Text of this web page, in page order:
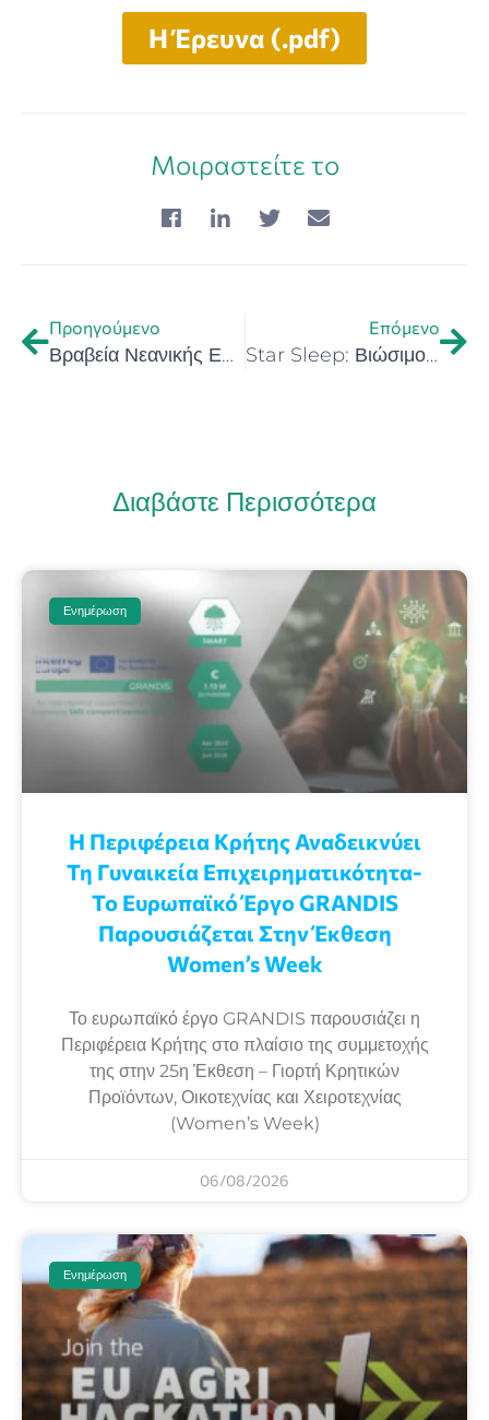
Η Έρευνα (.pdf)
Μοιραστείτε το
Προηγούμενο
Βραβεία Νεανικής Επιχειρηματικότητας 2024 Στέλιος Χατζηιωάννου
Επόμενο
Star Sleep: Βιώσιμος Τουρισμός και Ύπνος Κάτω από τα Αστέρια
Διαβάστε Περισσότερα
Ενημέρωση
Η Περιφέρεια Κρήτης Αναδεικνύει
Τη Γυναικεία Επιχειρηματικότητα-
Το Ευρωπαϊκό Έργο GRANDIS
Παρουσιάζεται Στην Έκθεση
Women’s Week
Το ευρωπαϊκό έργο GRANDIS παρουσιάζει η
Περιφέρεια Κρήτης στο πλαίσιο της συμμετοχής
της στην 25η Έκθεση – Γιορτή Κρητικών
Προϊόντων, Οικοτεχνίας και Χειροτεχνίας
(Women’s Week)
06/08/2026
Ενημέρωση